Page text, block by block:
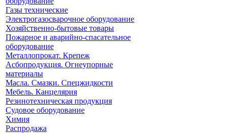
Газы технические
Электрогазосварочное оборудование
Хозяйственно-бытовые товары
Пожарное и аварийно-спасательное
оборудование
Металлопрокат. Крепеж
Асбопродукция. Огнеупорные
материалы
Масла. Смазки. Спецжидкости
Мебель. Канцелярия
Резинотехническая продукция
Судовое оборудование
Химия
Распродажа